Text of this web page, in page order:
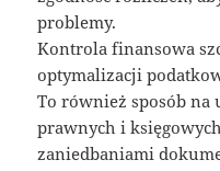
problemy.
Kontrola finansowa
optymalizacji
To również sposób
prawnych i
zaniedbaniami